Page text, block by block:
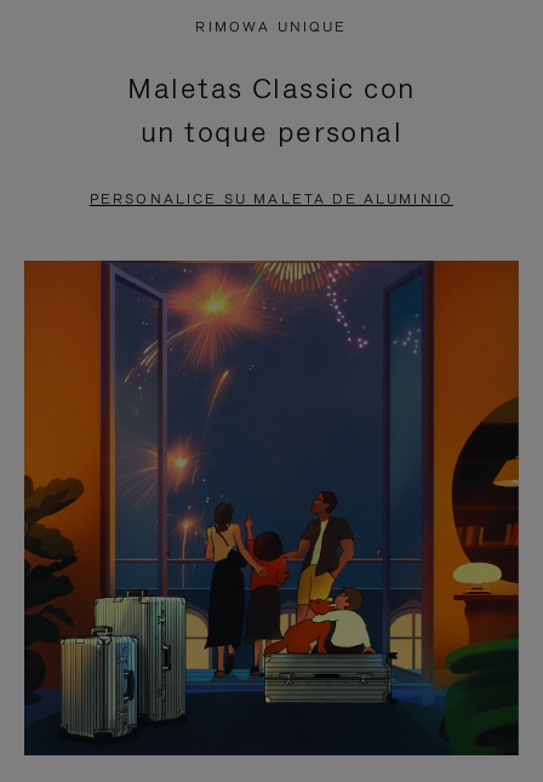
PAUSADO,
PULSE
PARA
ESTÁ
DESACTIVADO:
PULSE
ACTIVARLO.
RIMOWA UNIQUE
Maletas Classic con
un toque personal
PERSONALICE SU MALETA DE ALUMINIO